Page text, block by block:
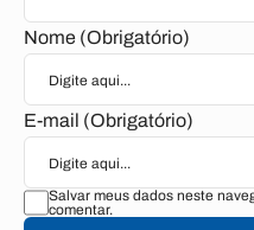
Nome (Obrigatório)
E-mail (Obrigatório)
Salvar meus dados neste
comentar.